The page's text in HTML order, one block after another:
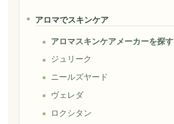
アロマでスキンケア
アロマスキンケアメーカーを探す
ジュリーク
ニールズヤード
ヴェレダ
ロクシタン